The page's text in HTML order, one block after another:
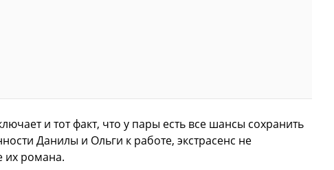
и тот факт, что у пары есть все шансы сохранить
Данилы и Ольги к работе, экстрасенс не
их романа.